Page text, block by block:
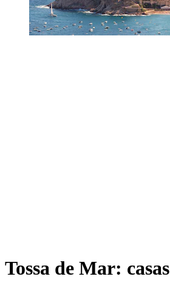
Tossa de Mar: casas